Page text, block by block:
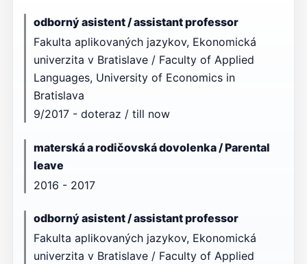
odborný asistent / assistant professor
Fakulta aplikovaných jazykov, Ekonomická
univerzita v Bratislave / Faculty of Applied
Languages, University of Economics in
Bratislava
9/2017 - doteraz / till now
materská a rodičovská dovolenka / Parental
leave
2016 - 2017
odborný asistent / assistant professor
Fakulta aplikovaných jazykov, Ekonomická
univerzita v Bratislave / Faculty of Applied